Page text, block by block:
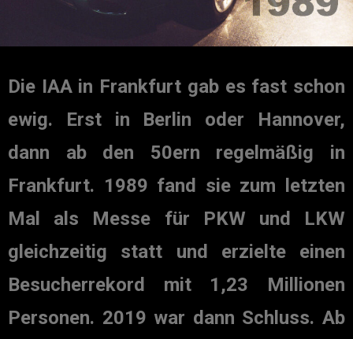
Die IAA in Frankfurt gab es fast schon
ewig. Erst in Berlin oder Hannover,
dann ab den 50ern regelmäßig in
Frankfurt. 1989 fand sie zum letzten
Mal als Messe für PKW und LKW
gleichzeitig statt und erzielte einen
Besucherrekord mit 1,23 Millionen
Personen. 2019 war dann Schluss. Ab